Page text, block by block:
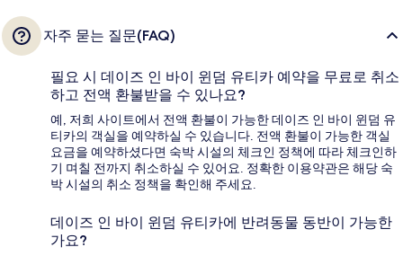
자주 묻는 질문(FAQ)
필요 시 데이즈 인 바이 윈덤 유티카 예약을 무료로 취소
하고 전액 환불받을 수 있나요?
예, 저희 사이트에서 전액 환불이 가능한 데이즈 인 바이 윈덤 유
티카의 객실을 예약하실 수 있습니다. 전액 환불이 가능한 객실
요금을 예약하셨다면 숙박 시설의 체크인 정책에 따라 체크인하
기 며칠 전까지 취소하실 수 있어요. 정확한 이용약관은 해당 숙
박 시설의 취소 정책을 확인해 주세요.
데이즈 인 바이 윈덤 유티카에 반려동물 동반이 가능한
가요?